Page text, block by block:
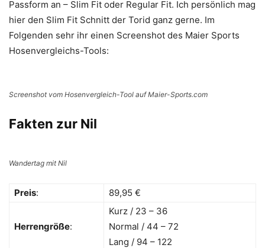
Passform an – Slim Fit oder Regular Fit. Ich persönlich mag
hier den Slim Fit Schnitt der Torid ganz gerne. Im
Folgenden sehr ihr einen Screenshot des Maier Sports
Hosenvergleichs-Tools:
Screenshot vom Hosenvergleich-Tool auf Maier-Sports.com
Fakten zur Nil
Wandertag mit Nil
Preis: 89,95 €
Herrengröße:
Kurz / 23 – 36
Normal / 44 – 72
Lang / 94 – 122